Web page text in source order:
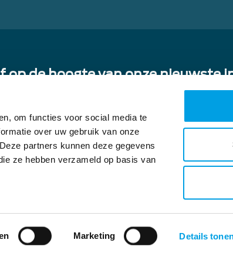
om functies voor social media te
over uw gebruik van onze
partners kunnen deze gegevens
ze hebben verzameld op basis van
Marketing Details
op de hoogte van onze nieuwste
over sourcing en inkoop uit
in te schrijven ga je akkoord met ons privacybeleid en geef
om updates van ons bedrijf te ontvangen.